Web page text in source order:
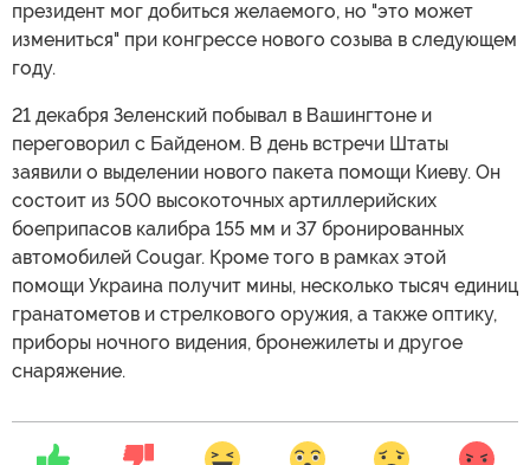
президент мог добиться желаемого, но "это может
измениться" при конгрессе нового созыва в следующем
году.
21 декабря Зеленский побывал в Вашингтоне и
переговорил с Байденом. В день встречи Штаты
заявили о выделении нового пакета помощи Киеву. Он
состоит из 500 высокоточных артиллерийских
боеприпасов калибра 155 мм и 37 бронированных
автомобилей Cougar. Кроме того в рамках этой
помощи Украина получит мины, несколько тысяч единиц
гранатометов и стрелкового оружия, а также оптику,
приборы ночного видения, бронежилеты и другое
снаряжение.